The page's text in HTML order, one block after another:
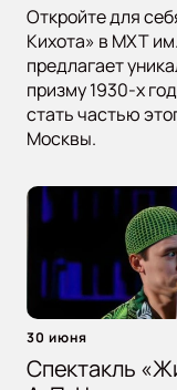
Откройте для
Кихота» в МХТ
предлагает
призму 1930-х
стать частью
Москвы.
30 июня
Спектакль